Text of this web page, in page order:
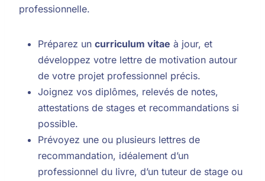
professionnelle.
Préparez un curriculum vitae à jour, et
développez votre lettre de motivation autour
de votre projet professionnel précis.
Joignez vos diplômes, relevés de notes,
attestations de stages et recommandations si
possible.
Prévoyez une ou plusieurs lettres de
recommandation, idéalement d’un
professionnel du livre, d’un tuteur de stage ou